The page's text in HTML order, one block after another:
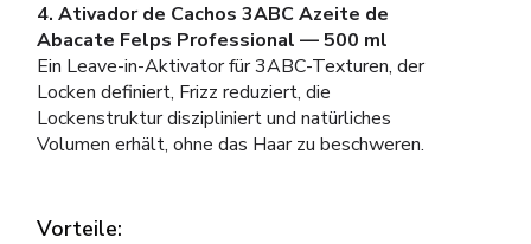
4. Ativador de Cachos 3ABC Azeite de
Abacate Felps Professional — 500 ml
Ein Leave-in-Aktivator für 3ABC-Texturen, der
Locken definiert, Frizz reduziert, die
Lockenstruktur diszipliniert und natürliches
Volumen erhält, ohne das Haar zu beschweren.
Vorteile: